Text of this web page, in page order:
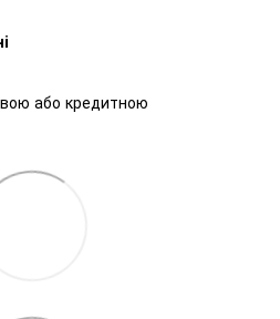
або кредитною